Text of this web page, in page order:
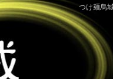
つけ麺烏